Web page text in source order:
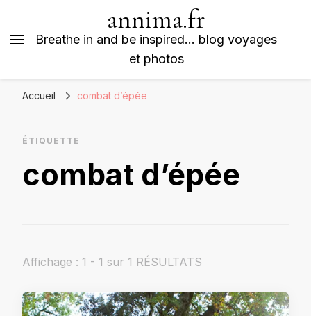
annima.fr
Breathe in and be inspired… blog voyages
et photos
Accueil combat d’épée
ÉTIQUETTE
combat d’épée
Affichage : 1 - 1 sur 1 RÉSULTATS